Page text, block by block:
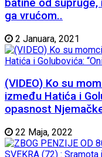
batine od supruge,
ga vrućom..
2 Januara, 2021
(VIDEO) Ko su
između Hatića i
opasnost
22 Maja, 2022